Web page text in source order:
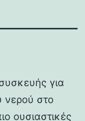
για
νερού στο
ουσιαστικές